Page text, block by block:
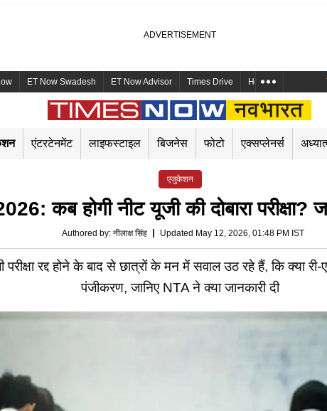
ET Now Swadesh ET Now Advisor Times Drive Health and Me
एंटरटेनमेंट लाइफस्टाइल बिजनेस फोटो एक्सप्लेनर्स
एजुकेशन
कब होगी नीट यूजी की दोबारा परीक्षा?
Authored by: नीलाक्ष सिंह Updated May 12, 2026, 01:48 PM IST
रद्द होने के बाद से छात्रों के मन में सवाल उठ रहे हैं, कि क्या री-
पंजीकरण, जानिए NTA ने क्या जानकारी दी